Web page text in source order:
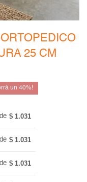
25 CM
40
$ 1.031
$ 1.031
$ 1.031